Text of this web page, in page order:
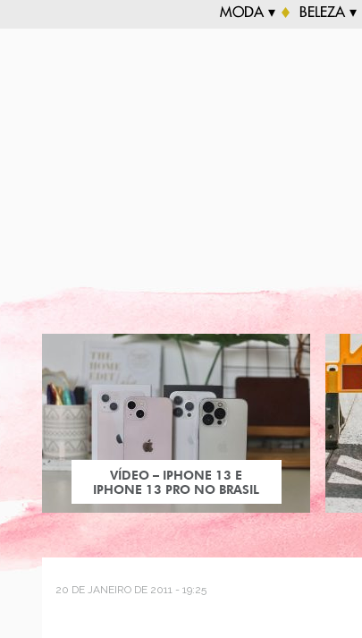
MODA ▾ BELEZA ▾
VÍDEO – IPHONE 13 E
IPHONE 13 PRO NO BRASIL
20 DE JANEIRO DE 2011 - 19:25